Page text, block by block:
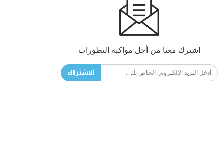
اشترك معنا من أجل مواكبة التطورات
الاشتراك